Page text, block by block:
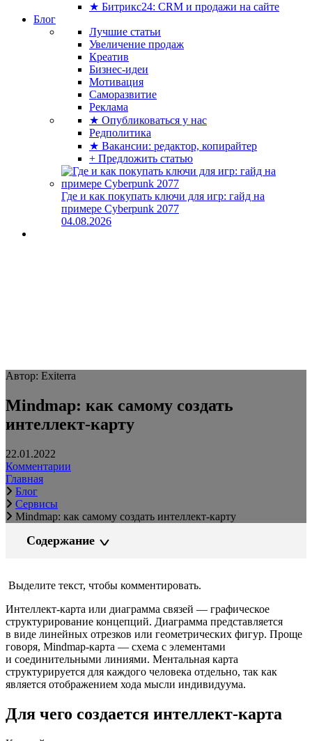
★ Битрикс24: CRM и продажи на сайте
Блог
Лучшие статьи
Увеличение продаж
Креатив
Бизнес-идеи
Мотивация
Саморазвитие
Реклама
★ Опубликоваться у нас
Редполитика
★ Вакансии: редактор, копирайтер
+ Предложить статью
Где и как покупать ключи для игр: гайд на
примере Cyberpunk 2077
04.08.2026
Автор: Exiterra
Mindmap: как самому создать
интеллект-карту
22.01.2022
Комментарии
Главная
Блог
Сервисы
Mindmap: как самому создать интеллект-карту
Содержание
Выделите текст, чтобы комментировать.
Интеллект-карта или диаграмма связей — графическое
структурирование концепций. Диаграмма представляется
в виде линейных отрезков или геометрических фигур. Проще
говоря, Mindmap-карта — схема с элементами
и соединительными линиями. Ментальная карта
структурируется для каждого человека отдельно, так как
является отображением хода мысли индивидуума.
Для чего создается интеллект-карта